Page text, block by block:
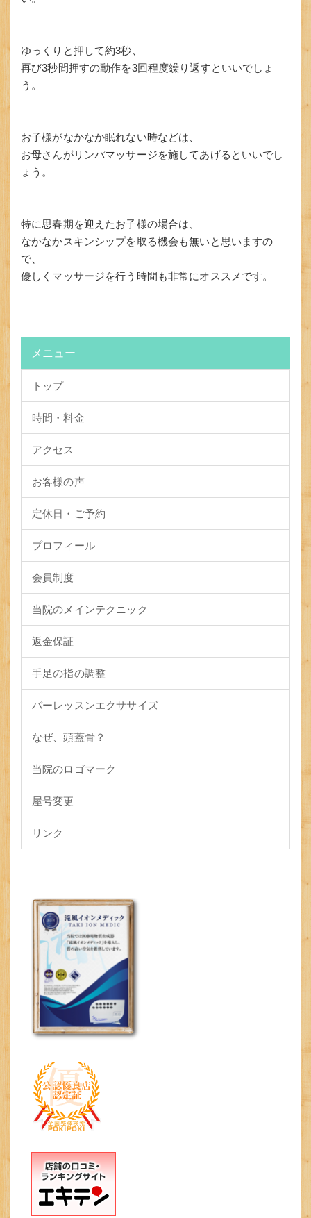
ゆっくりと押して約3秒、
再び3秒間押すの動作を3回程度繰り返すといいでしょ
う。
お子様がなかなか眠れない時などは、
お母さんがリンパマッサージを施してあげるといいでし
ょう。
特に思春期を迎えたお子様の場合は、
なかなかスキンシップを取る機会も無いと思いますの
で、
優しくマッサージを行う時間も非常にオススメです。
メニュー
トップ
時間・料金
アクセス
お客様の声
定休日・ご予約
プロフィール
会員制度
当院のメインテクニック
返金保証
手足の指の調整
バーレッスンエクササイズ
なぜ、頭蓋骨？
当院のロゴマーク
屋号変更
リンク